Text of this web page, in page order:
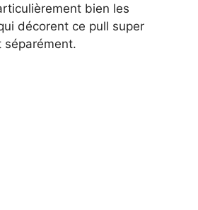
bien les
décorent ce pull super
séparément.